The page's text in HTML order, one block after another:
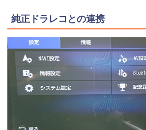
純正ドラレコとの連携